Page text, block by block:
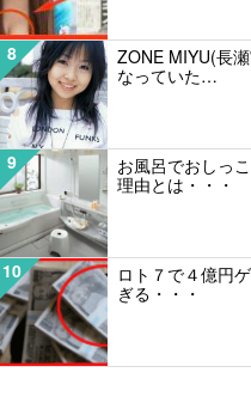
8
ZONE MIYU(長
なっていた…
9
お風呂でおしっ
理由とは・・・
10
ロト７で４億円
ぎる・・・